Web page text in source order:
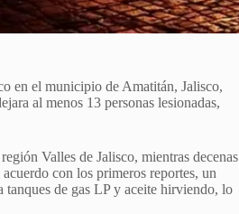
en el municipio de Amatitán, Jalisco,
al menos 13 personas lesionadas,
Valles de Jalisco, mientras decenas
con los primeros reportes, un
tanques de gas LP y aceite hirviendo, lo